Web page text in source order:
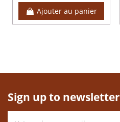
Ajouter au panier
Sign up to newsletter